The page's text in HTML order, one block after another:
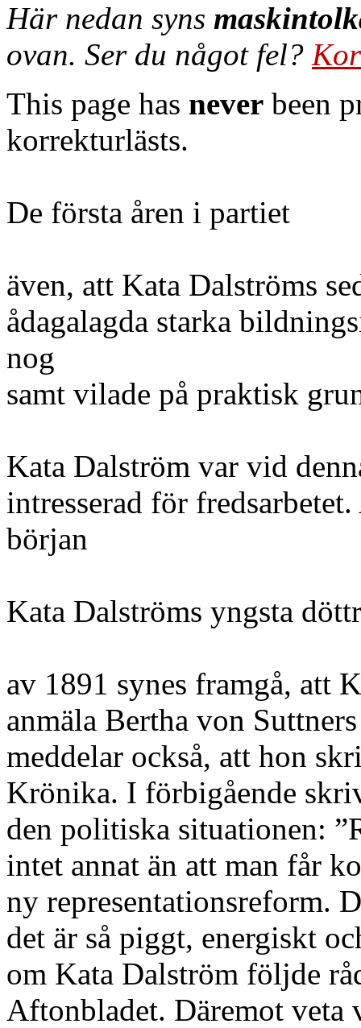
Här nedan syns
ovan. Ser du något fel?
This page has never been
korrekturlästs.
De första åren i partiet
även, att Kata Dalströms
ådagalagda starka
nog
samt vilade på praktisk
Kata Dalström var vid
intresserad för
början
Kata Dalströms yngsta
av 1891 synes framgå, att
anmäla Bertha von
meddelar också, att hon
Krönika. I förbigående
den politiska situationen:
intet annat än att man får
ny representationsreform.
det är så piggt, energiskt
om Kata Dalström följde
Aftonbladet. Däremot veta